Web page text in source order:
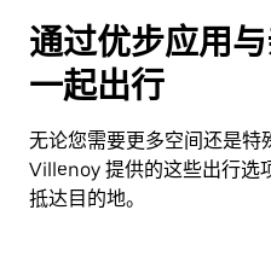
通过优步应用
一起出行
无论您需要更多空间还是
Villenoy 提供的这些出行选
抵达目的地。